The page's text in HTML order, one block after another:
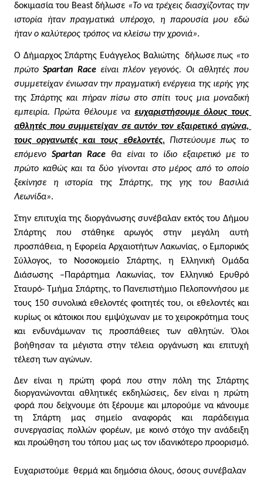
δοκιμασία του Beast δήλωσε «Το να τρέχεις διασχίζοντας την
ιστορία ήταν πραγματικά υπέροχο, η παρουσία μου εδώ
ήταν ο καλύτερος τρόπος να κλείσω την χρονιά».
Ο Δήμαρχος Σπάρτης Ευάγγελος Βαλιώτης  δήλωσε πως «το
πρώτο Spartan Race είναι πλέον γεγονός. Οι αθλητές που
συμμετείχαν ένιωσαν την πραγματική ενέργεια της ιερής γης
της Σπάρτης και πήραν πίσω στο σπίτι τους μια μοναδική
εμπειρία. Πρώτα θέλουμε να ευχαριστήσουμε όλους τους
αθλητές που συμμετείχαν σε αυτόν τον εξαιρετικό αγώνα,
τους οργανωτές και τους εθελοντές. Πιστεύουμε πως το
επόμενο Spartan Race θα είναι το ίδιο εξαιρετικό με το
πρώτο καθώς και τα δύο γίνονται στο μέρος από το οποίο
ξεκίνησε η ιστορία της Σπάρτης, της γης του Βασιλιά
Λεωνίδα».
Στην επιτυχία της διοργάνωσης συνέβαλαν εκτός του Δήμου
Σπάρτης που στάθηκε αρωγός στην μεγάλη αυτή
προσπάθεια, η Εφορεία Αρχαιοτήτων Λακωνίας, ο Εμπορικός
Σύλλογος, το Νοσοκομείο Σπάρτης, η Ελληνική Ομάδα
Διάσωσης –Παράρτημα Λακωνίας, τον Ελληνικό Ερυθρό
Σταυρό- Τμήμα Σπάρτης, το Πανεπιστήμιο Πελοποννήσου με
τους 150 συνολικά εθελοντές φοιτητές του, οι εθελοντές και
κυρίως οι κάτοικοι που εμψύχωναν με το χειροκρότημα τους
και ενδυνάμωναν τις προσπάθειες των αθλητών. Όλοι
βοήθησαν τα μέγιστα στην τέλεια οργάνωση και επιτυχή
τέλεση των αγώνων.
Δεν είναι η πρώτη φορά που στην πόλη της Σπάρτης
διοργανώνονται αθλητικές εκδηλώσεις, δεν είναι η πρώτη
φορά που δείχνουμε ότι ξέρουμε και μπορούμε να κάνουμε
τη Σπάρτη μας σημείο αναφοράς και παράδειγμα
συνεργασίας πολλών φορέων, με κοινό στόχο την ανάδειξη
και προώθηση του τόπου μας ως τον ιδανικότερο προορισμό.
Ευχαριστούμε  θερμά και δημόσια όλους, όσους συνέβαλαν